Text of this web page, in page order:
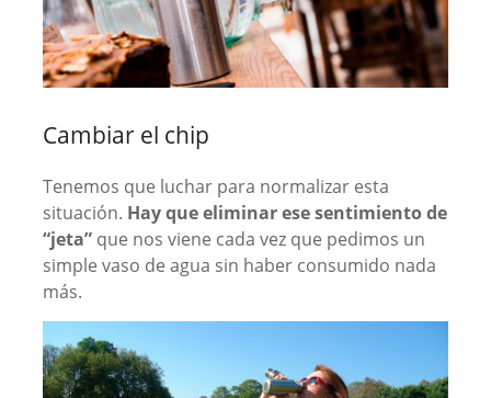
Cambiar el chip
Tenemos que luchar para normalizar esta
situación. Hay que eliminar ese sentimiento de
“jeta”que nos viene cada vez que pedimos un
simple vaso de agua sin haber consumido nada
más.